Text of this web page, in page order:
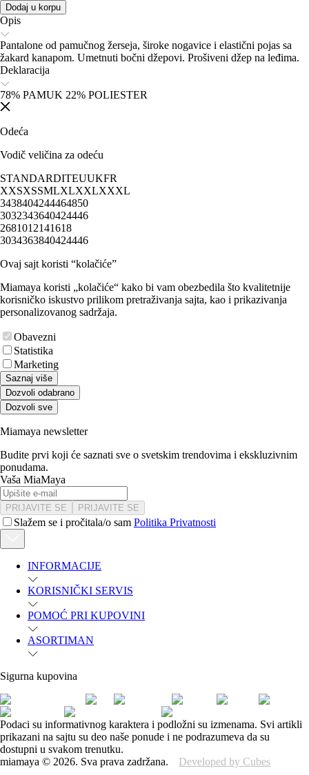
Dodaj u korpu
Opis
Pantalone od pamučnog žerseja, široke nogavice i elastični pojas sa
žakard kanapom. Umetnuti bočni džepovi. Prošiveni džep na leđima.
Deklaracija
78% PAMUK 22% POLIESTER
Odeća
Vodič veličina za odeću
STANDARDITEUUKFR
XXSXSSMLXLXXLXXXL
3438404244464850
3032343640424446
2681012141618
3034363840424446
Ovaj sajt koristi “kolačiće”
Miamaya koristi „kolačiće“ kako bi vam obezbedila što kvalitetnije
korisničko iskustvo prilikom pretraživanja sajta, kao i prikazivanja
personalizovanog sadržaja.
Obavezni
Statistika
Marketing
Saznaj više
Dozvoli odabrano
Dozvoli sve
Miamaya newsletter
Budite prvi koji će saznati sve o svetskim trendovima i ekskluzivnim
ponudama.
Vaša MiaMaya
PRIJAVITE SE PRIJAVITE SE
Slažem se i pročitala/o sam Politika Privatnosti
INFORMACIJE
KORISNIČKI SERVIS
POMOĆ PRI KUPOVINI
ASORTIMAN
Sigurna kupovina
Podaci su informativnog karaktera i podložni su izmenama. Svi artikli
prikazani na sajtu su deo naše ponude i ne podrazumeva da su
dostupni u svakom trenutku.
miamaya © 2026. Sva prava zadržana. Developed by Cubes